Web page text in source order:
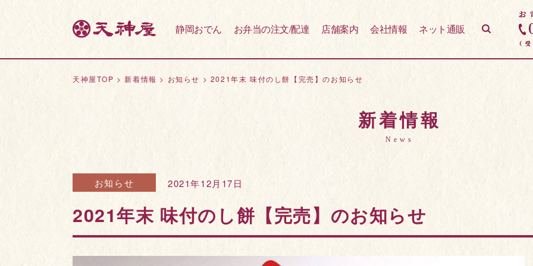
静岡おでん お弁当の注文/配達 店舗案内 会社情報 ネット通販
天神屋TOP >新着情報 > お知らせ > 2021年末 味付のし餅【完売】のお知らせ
新着情報
News
お知らせ 2021年12月17日
2021年末 味付のし餅【完売】のお知らせ